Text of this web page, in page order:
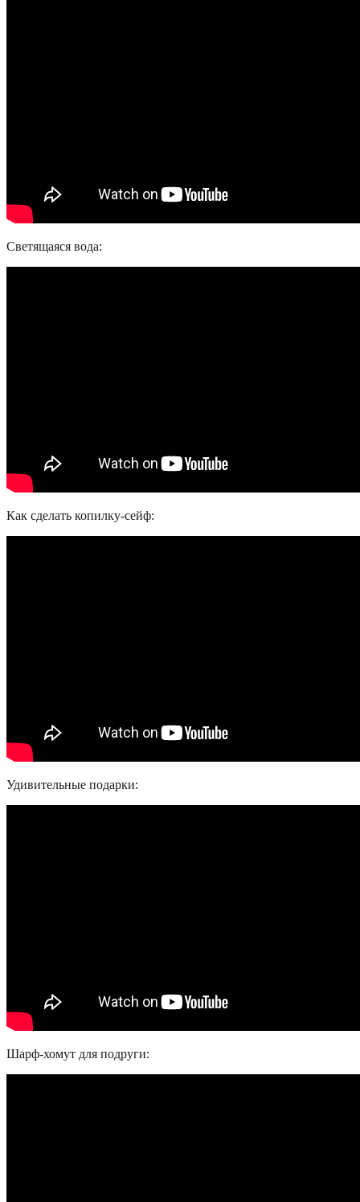
Светящаяся вода:
Как сделать копилку-сейф:
Удивительные подарки:
Шарф-хомут для подруги: